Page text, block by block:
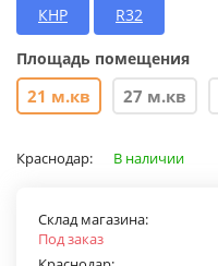
КНР
R32
Площадь помещения
21 м.кв 27 м.кв
Краснодар: В наличии
Склад магазина:
Под заказ